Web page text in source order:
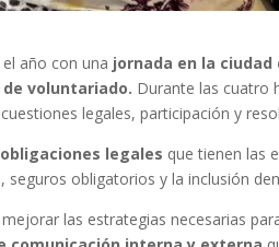
año con una jornada en la
voluntariado. Durante las cuatro
legales, participación y
obligaciones legales que tienen las
obligatorios y la inclusión
las estrategias necesarias